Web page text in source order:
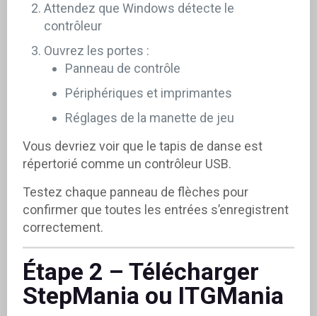
Attendez que Windows détecte le
contrôleur
Ouvrez les portes :
Panneau de contrôle
Périphériques et imprimantes
Réglages de la manette de jeu
Vous devriez voir que le tapis de danse est
répertorié comme un contrôleur USB.
Testez chaque panneau de flèches pour
confirmer que toutes les entrées s’enregistrent
correctement.
Étape 2 – Télécharger
StepMania ou ITGMania